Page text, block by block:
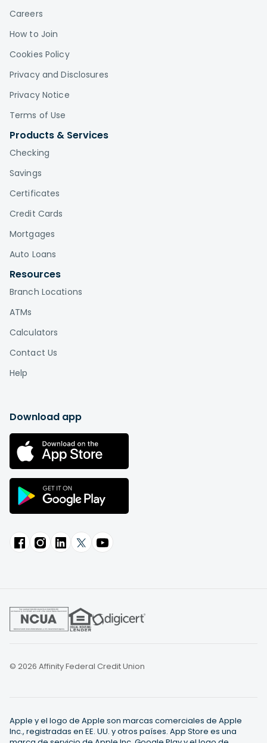
Careers
How to Join
Cookies Policy
Privacy and Disclosures
Privacy Notice
Terms of Use
Products & Services
Checking
Savings
Certificates
Credit Cards
Mortgages
Auto Loans
Resources
Branch Locations
ATMs
Calculators
Contact Us
Help
Download app
© 2026 Affinity Federal Credit Union
Apple y el logo de Apple son marcas comerciales de Apple
Inc., registradas en EE. UU. y otros países. App Store es una